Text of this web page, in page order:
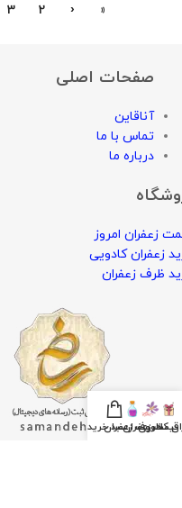
«
‹
2
3
صفحات اصلی
آناقاین
تماس با ما
درباره ما
زعفران امروز
زعفران کادویی
ظرف زعفران
کادویی
قیمت زعفران
ظروف زعفران
سبد خرید